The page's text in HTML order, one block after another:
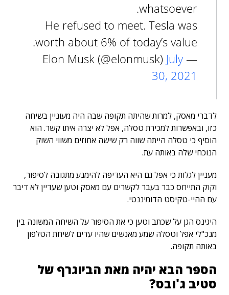
whatsoever.
He refused to meet. Tesla was
worth about 6% of today’s value.
— Elon Musk (@elonmusk)
July
30, 2021
לדברי מאסק, למרות שהיתה תקופה שבה היה מעוניין בשיחה
כזו, ובאפשרות למכירת טסלה, אפל לא יצרה איתו קשר. הוא
הוסיף כי טסלה הייתה שווה רק שישה אחוזים משווי השוק
הנוכחי שלה באותה עת.
מעניין לגלות כי אפל גם היא העדיפה להימנע מתגובה לסיפור,
וקוק התייחס כבר בעבר לקשרים עם מאסק וטען שעדיין לא דיבר
עם ההיי-טקיסט הדומיננטי.
היגינס הגן על שכתב וטען כי את הסיפור על השיחה המשונה בין
מנכ"לי אפל וטסלה שמע מאנשים שהיו עדים לשיחת הטלפון
באותה תקופה.
הספר הבא יהיה מאת הביוגרף של
סטיב ג'ובס?